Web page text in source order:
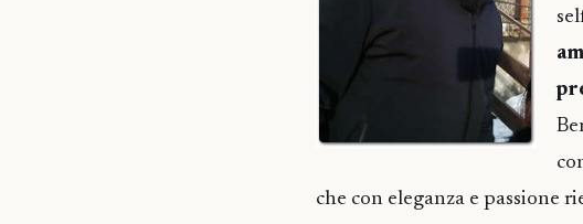
che con eleganza e passione